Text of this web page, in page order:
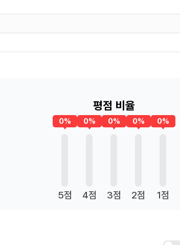
평점 비율
0%
5점
0%
4점
0%
3점
0%
2점
0%
1점